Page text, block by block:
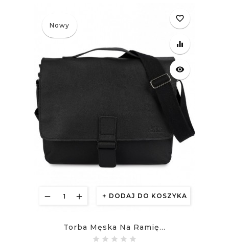
Nowy
DODAJ DO KOSZYKA
favorite_border
equalizer
visibility
Torba Męska Na Ramię...